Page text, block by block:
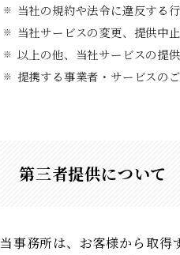
当社の規約や法令に違反する
当社サービスの変更、提供中
以上の他、当社サービスの提
提携する事業者・サービスの
第三者提供について
当事務所は、お客様から取得